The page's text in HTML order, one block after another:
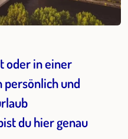
oder in einer
persönlich und
du hier genau